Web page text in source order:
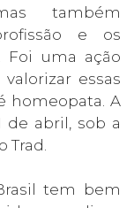
também
e os
Foi uma ação
essas
homeopata. A
de abril, sob a
Trad.
tem bem